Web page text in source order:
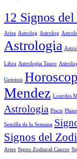
12 Signos
Aries Astrolog Astrolog
Astrologia
Libra Astrologia Tauro
Geminis
Mendez Lourdes
Astrologia Piscis
Semilla de la Semana
Signos del
Aries Signo Zodiacal Cancer